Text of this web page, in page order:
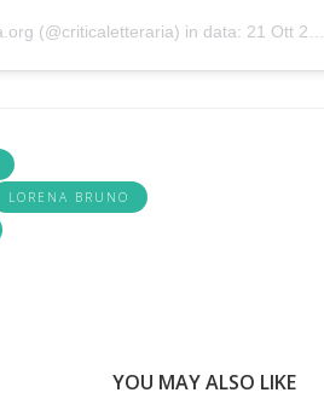
(@criticaletteraria) in data: 21 Ott 2019 alle ore 9:09 PDT
LORENA BRUNO
YOU MAY ALSO LIKE